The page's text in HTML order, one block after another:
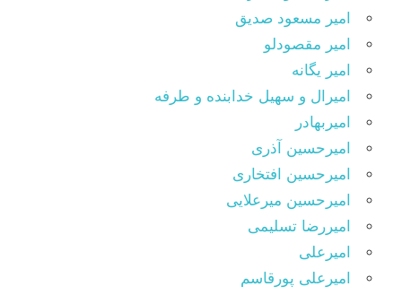
امیر مسعود صدیق
امیر مقصودلو
امیر یگانه
امیرال و سهیل خدابنده و طرفه
امیربهادر
امیرحسین آذری
امیرحسین افتخاری
امیرحسین میرعلایی
امیررضا تسلیمی
امیرعلی
امیرعلی پورقاسم